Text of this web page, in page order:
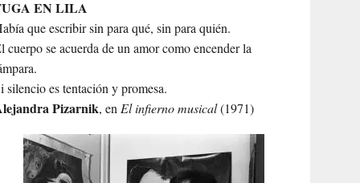
EN LILA
que escribir sin para qué, sin para quién.
cuerpo se acuerda de un amor como encender la
silencio es tentación y promesa.
Pizarnik, enEl infierno musical(1971)